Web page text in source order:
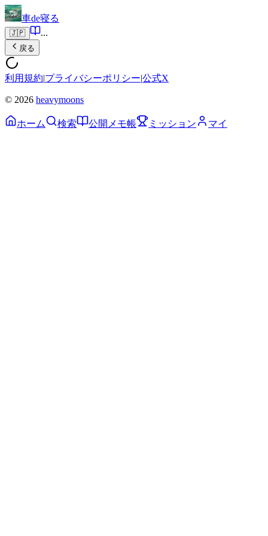
車de寝る
🇯🇵 ...
戻る
利用規約|プライバシーポリシー|公式X
© 2026 heavymoons
ホーム 検索 公開メモ帳 ミッション マイ